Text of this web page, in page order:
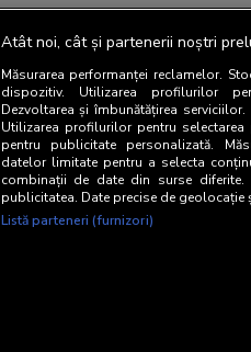
Atât noi, cât și partenerii noștri
Măsurarea performanței reclamelor.
dispozitiv. Utilizarea profilurilor
Dezvoltarea și îmbunătățirea
Utilizarea profilurilor pentru
pentru publicitate personalizată.
datelor limitate pentru a selecta
combinații de date din surse
publicitatea. Date precise de
Listă parteneri (furnizori)